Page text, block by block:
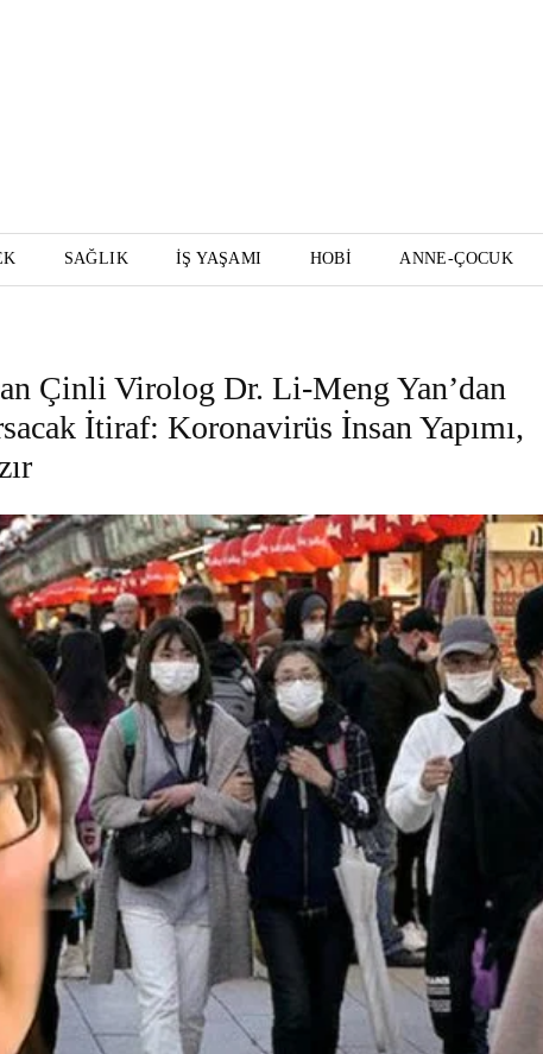
SAĞLIK İŞ YAŞAMI HOBI ANNE-ÇOCUK
Çinli Virolog Dr. Li-Meng Yan’dan
İtiraf: Koronavirüs İnsan Yapımı,